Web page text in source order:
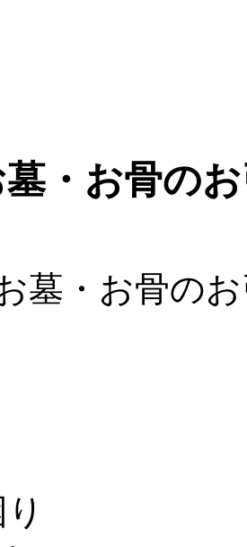
・お骨の
墓・お骨の